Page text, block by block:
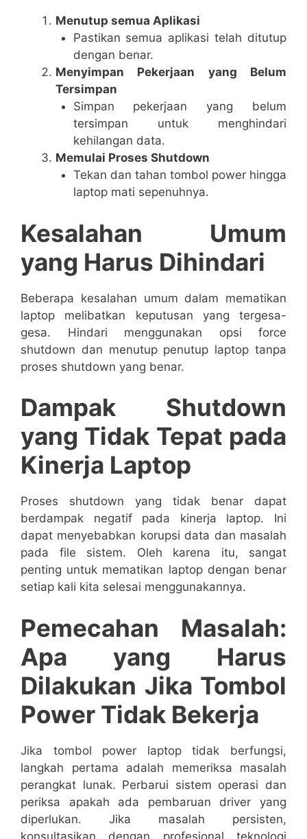
Menutup semua Aplikasi
Pastikan semua aplikasi telah ditutup
dengan benar.
Menyimpan Pekerjaan yang Belum
Tersimpan
Simpan pekerjaan yang belum
tersimpan untuk menghindari
kehilangan data.
Memulai Proses Shutdown
Tekan dan tahan tombol power hingga
laptop mati sepenuhnya.
Kesalahan Umum
yang Harus Dihindari
Beberapa kesalahan umum dalam mematikan
laptop melibatkan keputusan yang tergesa-
gesa. Hindari menggunakan opsi force
shutdown dan menutup penutup laptop tanpa
proses shutdown yang benar.
Dampak Shutdown
yang Tidak Tepat pada
Kinerja Laptop
Proses shutdown yang tidak benar dapat
berdampak negatif pada kinerja laptop. Ini
dapat menyebabkan korupsi data dan masalah
pada file sistem. Oleh karena itu, sangat
penting untuk mematikan laptop dengan benar
setiap kali kita selesai menggunakannya.
Pemecahan Masalah:
Apa yang Harus
Dilakukan Jika Tombol
Power Tidak Bekerja
Jika tombol power laptop tidak berfungsi,
langkah pertama adalah memeriksa masalah
perangkat lunak. Perbarui sistem operasi dan
periksa apakah ada pembaruan driver yang
diperlukan. Jika masalah persisten,
konsultasikan dengan profesional teknologi